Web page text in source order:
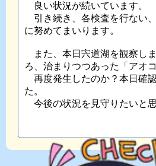
良い状況が続いています。
引き続き、各検査を行ない
に努めてまいります。
また、本日宍道湖を観察し
ろ、治まりつつあった「アオ
再度発生したのか？本日確
た。
今後の状況を見守りたいと思